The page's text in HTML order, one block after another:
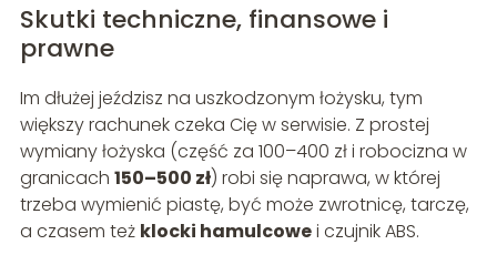
Skutki techniczne, finansowe i
prawne
Im dłużej jeździsz na uszkodzonym łożysku, tym
większy rachunek czeka Cię w serwisie. Z prostej
wymiany łożyska (część za 100–400 zł i robocizna w
granicach 150–500 zł) robi się naprawa, w której
trzeba wymienić piastę, być może zwrotnicę, tarczę,
a czasem też klocki hamulcowei czujnik ABS.